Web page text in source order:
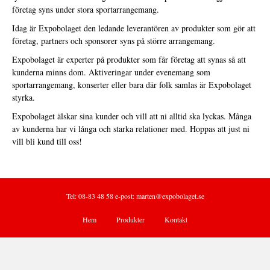
företag syns under stora sportarrangemang.
Idag är Expobolaget den ledande leverantören av produkter som gör att
företag, partners och sponsorer syns på större arrangemang.
Expobolaget är experter på produkter som får företag att synas så att
kunderna minns dom. Aktiveringar under evenemang som
sportarrangemang, konserter eller bara där folk samlas är Expobolaget
styrka.
Expobolaget älskar sina kunder och vill att ni alltid ska lyckas. Många
av kunderna har vi långa och starka relationer med. Hoppas att just ni
vill bli kund till oss!
Tel: 08-83 48 58 e-post:marten@expobolaget.se
Hem Produkter Kontakt